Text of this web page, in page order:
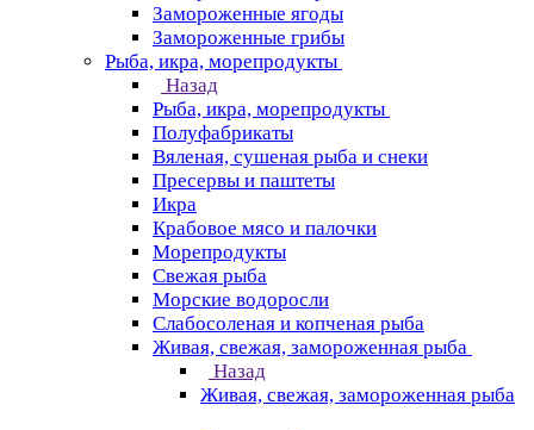
Замороженные ягоды
Замороженные грибы
Рыба, икра, морепродукты
Назад
Рыба, икра, морепродукты
Полуфабрикаты
Вяленая, сушеная рыба и снеки
Пресервы и паштеты
Икра
Крабовое мясо и палочки
Морепродукты
Свежая рыба
Морские водоросли
Слабосоленая и копченая рыба
Живая, свежая, замороженная рыба
Назад
Живая, свежая, замороженная рыба